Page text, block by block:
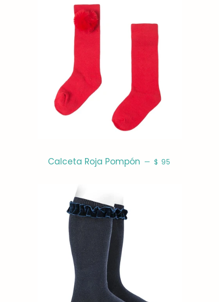
Calceta Roja Pompón — PRECIO
$ 95